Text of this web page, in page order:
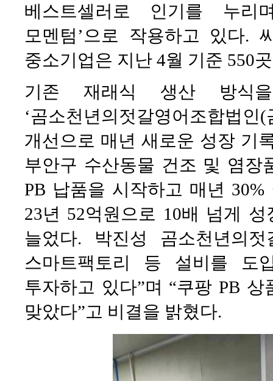
베스트셀러로 인기를 누
모멘텀’으로 작용하고 있다.
중소기업은 지난 4월 기준 550
기존 재래식 생산 방식
‘곰소천년의젓갈영어조합법
개선으로 매년 새로운 성장 기
부안구 수산동물 건조 및 염장
PB 납품을 시작하고 매년
23년 52억원으로 10배 넘게
늘었다. 박진성 곰소천년의
스마트팩토리 등 설비를 도
투자하고 있다”며 “쿠팡 PB
맞았다”고 비결을 밝혔다.